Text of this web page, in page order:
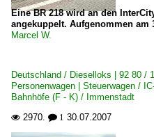
Eine BR 218 wird an den
angekuppelt. Aufgenommen am
Marcel W.
Deutschland / Dieselloks | 92 80
Personenwagen | Steuerwagen /
Bahnhöfe (F - K) / Immenstadt
 2970.  1 30.07.2007